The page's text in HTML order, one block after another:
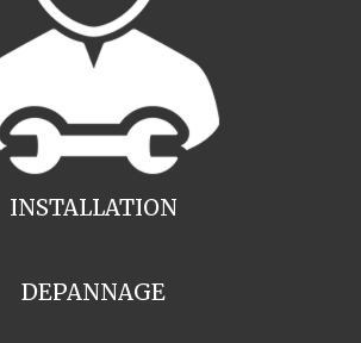
INSTALLATION
DEPANNAGE